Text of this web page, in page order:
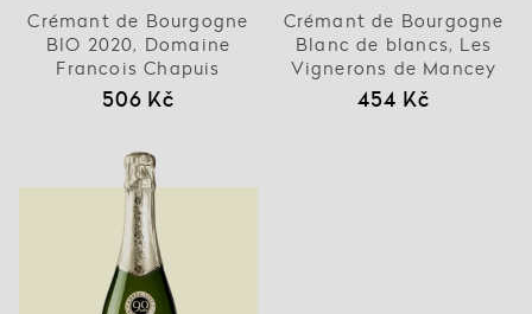
Crémant de Bourgogne
BIO 2020, Domaine
Francois Chapuis
506 Kč
Crémant de Bourgogne
Blanc de blancs, Les
Vignerons de Mancey
454 Kč